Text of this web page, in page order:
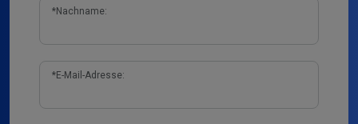
*Nachname:
*E-Mail-Adresse: